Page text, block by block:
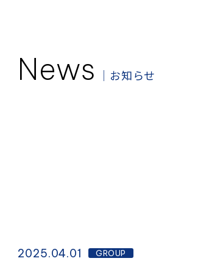
News お知らせ
2025.04.01 GROUP